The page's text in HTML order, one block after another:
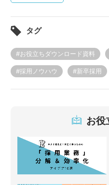
タグ
#お役立ちダウンロード資料
#採用ノウハウ #新卒採用
お役